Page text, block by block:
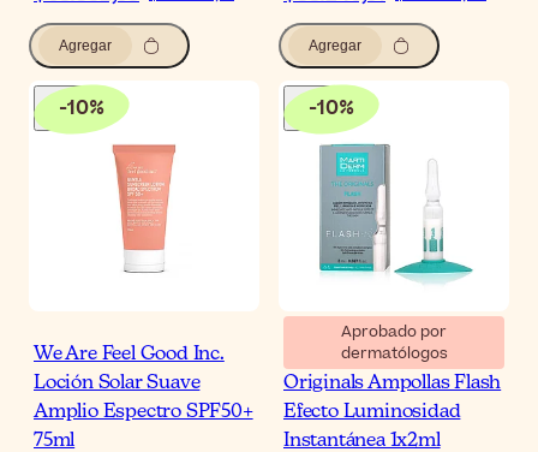
Agregar Agregar
-10%
We Are Feel Good Inc.
Loción Solar Suave
Amplio Espectro SPF50+
75ml
-10%
Aprobado por
dermatólogos
MartiDerm The
Originals Ampollas Flash
Efecto Luminosidad
Instantánea 1x2ml